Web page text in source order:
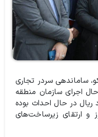
ساماندهی سردر تجاری
اجرای سازمان منطقه
با اعتبار ۱۶۰ میلیارد ریال در حال احداث بوده
و ارتقای زیرساخت‌های